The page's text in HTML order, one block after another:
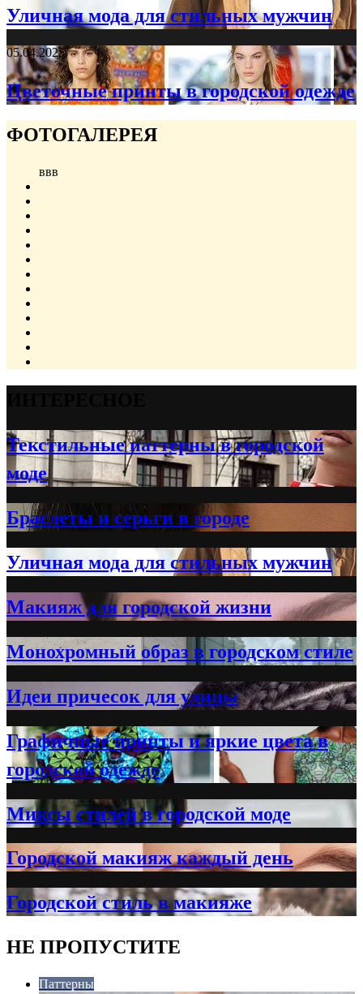
Уличная мода для стильных мужчин
05.04.2025
Цветочные принты в городской одежде
ФОТОГАЛЕРЕЯ
ввв
Текстильные паттерны в городской
моде
Браслеты и серьги в городе
Уличная мода для стильных мужчин
Макияж для городской жизни
Монохромный образ в городском стиле
Идеи причесок для улицы
Графичные принты и яркие цвета в
городской одежде
Миксы стилей в городской моде
Городской макияж каждый день
Городской стиль в макияже
НЕ ПРОПУСТИТЕ
Паттерны